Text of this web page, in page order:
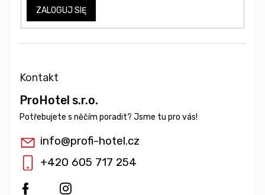
ZALOGUJ SIĘ
Kontakt
ProHotel s.r.o.
info@profi-hotel.cz
+420 605 717 254